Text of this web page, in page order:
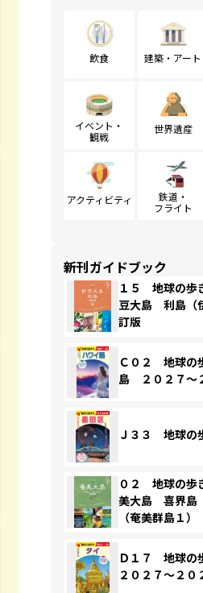
飲食 建築・アート
イベント・
観戦
世界遺産
アクティビティ
鉄道・
フライト
新刊ガイドブック
１５ 地球の
豆大島 利島（
訂版
Ｃ０２ 地球の
島 ２０２７～
Ｊ３３ 地球の
０２ 地球の
美大島 喜界島
（奄美群島１
Ｄ１７ 地球
２０２７～２０